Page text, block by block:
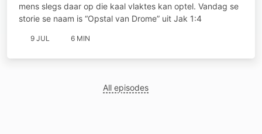
mens slegs daar op die kaal vlaktes kan optel. Vandag se
storie se naam is “Opstal van Drome” uit Jak 1:4
9 JUL 6 MIN
All episodes